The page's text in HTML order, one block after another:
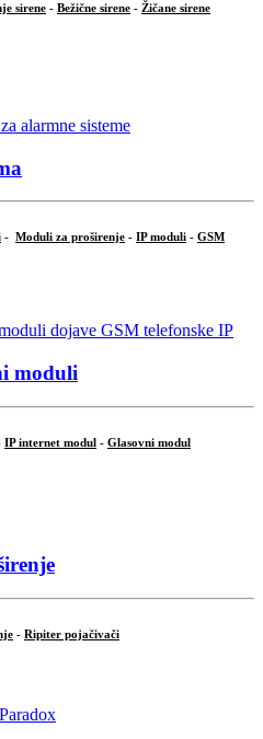
sirene - Bežične sirene - Žičane sirene
- Moduli za proširenje - IP moduli - GSM
moduli
IP internet modul - Glasovni modul
- Ripiter pojačivači